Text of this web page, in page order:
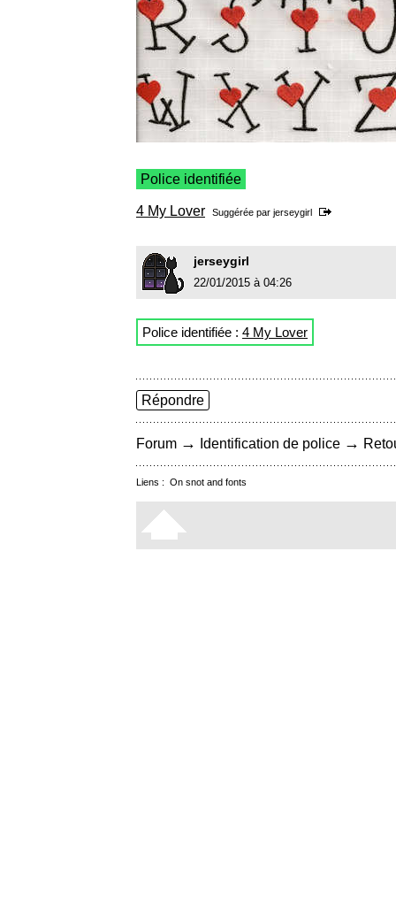
Police identifiée
4 My Lover Suggérée par jerseygirl
jerseygirl
22/01/2015 à 04:26
Police identifiée : 4 My Lover
Répondre
Forum → Identification de police →
Liens : On snot and fonts